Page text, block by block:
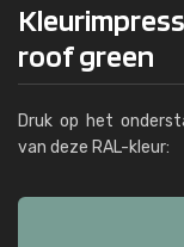
roof green
Druk op het
van deze RAL-kleur: